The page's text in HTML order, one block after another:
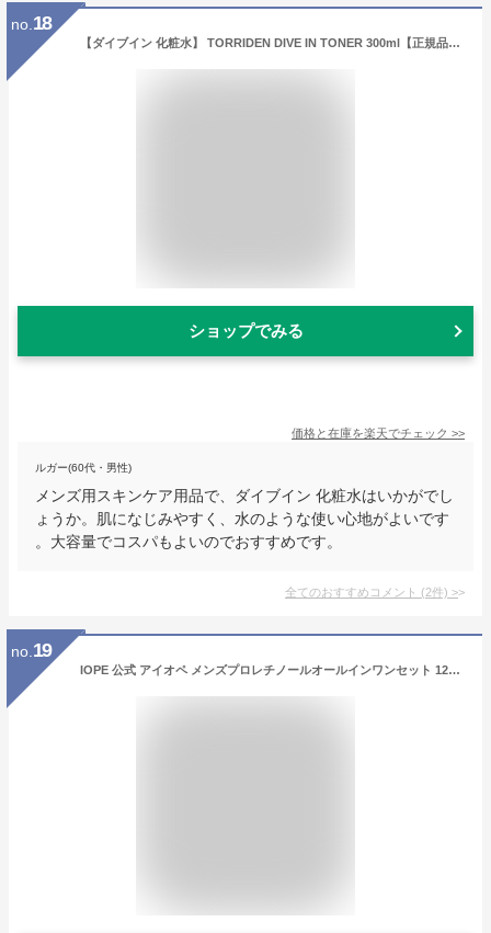
no. 18
【ダイブイン 化粧水】 TORRIDEN DIVE IN TONER 300ml【正規品】トリデン ダイブイン トナー 冬用 化粧水 大容量 ローション 保湿 化粧水 敏感肌 韓国 化粧水 人気 メンズ 韓国コスメ 人気 スキンケア 高保湿 さっぱりしたうるおい美肌 水分チャージ 乾燥肌 5Dヒアルロン酸
ショップでみる
価格と在庫を楽天でチェック >>
ルガー(60代・男性)
メンズ用スキンケア用品で、ダイブイン 化粧水はいかがでし
ょうか。肌になじみやすく、水のような使い心地がよいです
。大容量でコスパもよいのでおすすめです。
全てのおすすめコメント (2件) >
no. 19
IOPE 公式 アイオペ メンズプロレチノールオールインワンセット 120ml おまけ 30ml付き レチノール美容液 ナイアシンアミド スキンケア メンズ美容液 エッセンス 男性化粧品 プレゼント 韓国コスメ ギフト